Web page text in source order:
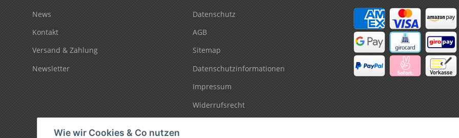
Wie wir Cookies & Co nutzen
News
Kontakt
Versand & Zahlung
Newsletter
Datenschutz
AGB
Sitemap
Datenschutzinformationen
Impressum
Widerrufsrecht